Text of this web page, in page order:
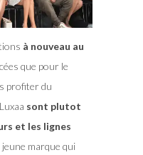
à nouveau au
que pour le
profiter du
sont plutot
et les lignes
jeune marque qui